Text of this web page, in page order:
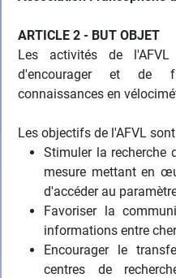
ARTICLE 2 - BUT OBJET
Les activités de
d'encourager et de
connaissances en
Les objectifs de l'AFVL
Stimuler la recherche
mesure mettant en
d'accéder au
Favoriser la
informations entre
Encourager le
centres de